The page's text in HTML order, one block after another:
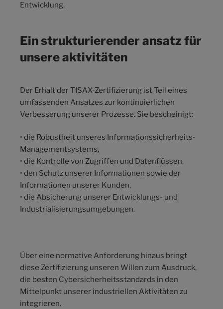
Entwicklung.
Ein strukturierender ansatz für
unsere aktivitäten
Der Erhalt der TISAX-Zertifizierung ist Teil eines
umfassenden Ansatzes zur kontinuierlichen
Verbesserung unserer Prozesse. Sie bescheinigt:
• die Robustheit unseres Informationssicherheits-
Managementsystems,
• die Kontrolle von Zugriffen und Datenflüssen,
• den Schutz unserer Informationen sowie der
Informationen unserer Kunden,
• die Absicherung unserer Entwicklungs- und
Industrialisierungsumgebungen.
Über eine normative Anforderung hinaus bringt
diese Zertifizierung unseren Willen zum Ausdruck,
die besten Cybersicherheitsstandards in den
Mittelpunkt unserer industriellen Aktivitäten zu
integrieren.